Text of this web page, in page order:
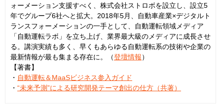
ォーメーション支援すべく、株式会社ストロボを設立し、設立5
年でグループ6社へと拡大。2018年5月、自動車産業×デジタルト
ランスフォーメーションの一手として、自動運転領域メディア
「自動運転ラボ」を立ち上げ、業界最大級のメディアに成長させ
る。講演実績も多く、早くもあらゆる自動運転系の技術や企業の
最新情報が最も集まる存在に。（登壇情報）
【著書】
・ 自動運転＆MaaSビジネス参入ガイド
・ “未来予測”による研究開発テーマ創出の仕方（共著）